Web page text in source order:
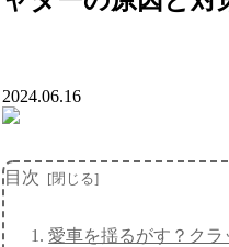
2024.06.16
目次
愛車を揺るがす？ク